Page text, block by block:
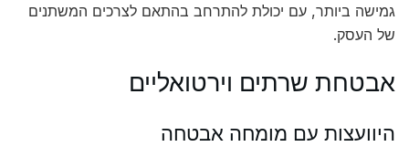
גמישה ביותר, עם יכולת להתרחב בהתאם לצרכים המשתנים
של העסק.
אבטחת שרתים וירטואליים
היוועצות עם מומחה אבטחה